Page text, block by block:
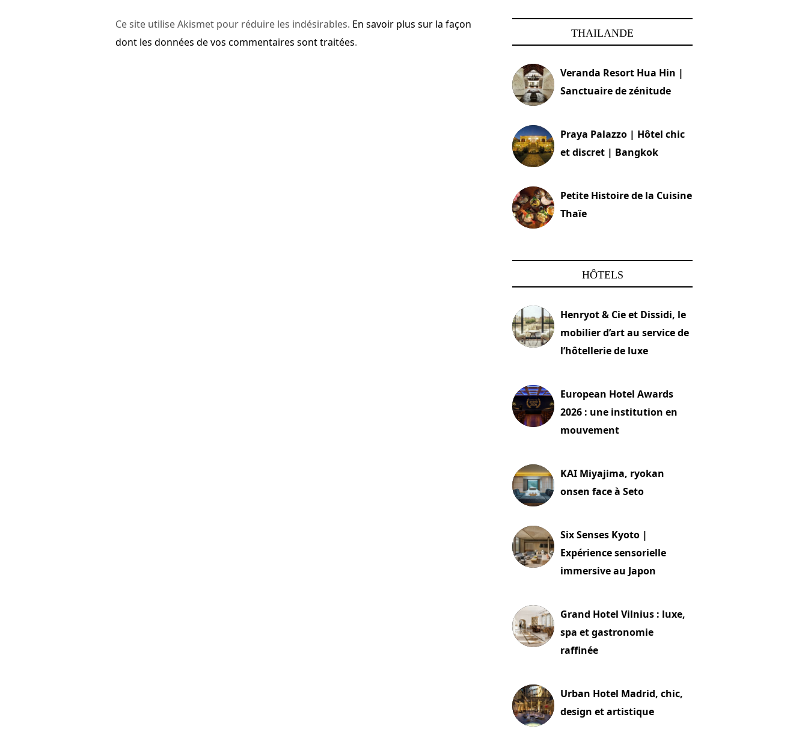
Ce site utilise Akismet pour réduire les indésirables. En savoir plus sur la façon
dont les données de vos commentaires sont traitées.
THAILANDE
Veranda Resort Hua Hin |
Sanctuaire de zénitude
Praya Palazzo | Hôtel chic
et discret | Bangkok
Petite Histoire de la Cuisine
Thaïe
HÔTELS
Henryot & Cie et Dissidi, le
mobilier d’art au service de
l’hôtellerie de luxe
European Hotel Awards
2026 : une institution en
mouvement
KAI Miyajima, ryokan
onsen face à Seto
Six Senses Kyoto |
Expérience sensorielle
immersive au Japon
Grand Hotel Vilnius : luxe,
spa et gastronomie
raffinée
Urban Hotel Madrid, chic,
design et artistique